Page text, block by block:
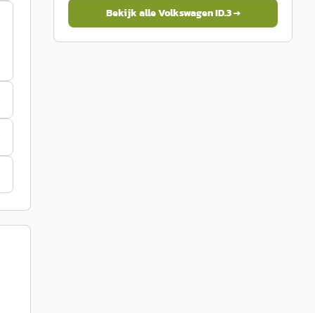
Bekijk alleVolkswagenID.3→